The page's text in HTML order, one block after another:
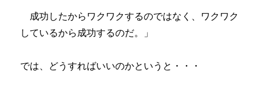
成功したからワクワクするのではなく、ワクワク
しているから成功するのだ。」
では、どうすればいいのかというと・・・